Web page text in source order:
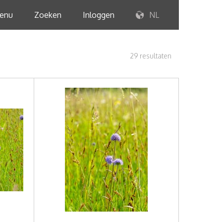
Zoeken Inloggen NL
29 resultaten